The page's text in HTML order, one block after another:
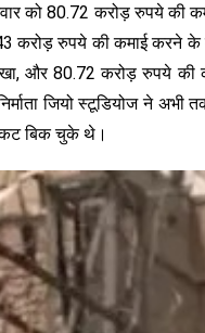
को 80.72 करोड़ रुपये
करोड़ रुपये की कमाई करने के
और 80.72 करोड़ रुपये
जियो स्टूडियोज ने अभी
बिक चुके थे।